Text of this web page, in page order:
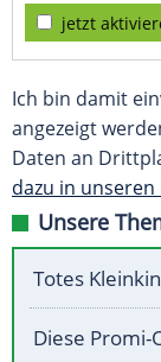
jetzt
Ich bin damit
angezeigt
Daten an
dazu in
Unsere
Totes
Diese